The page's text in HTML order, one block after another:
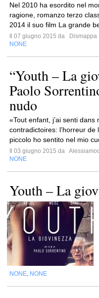
Nel 2010 ha esordito nel
ragione, romanzo terzo
2014 il suo film La grande
Il 07 giugno 2015 da
Dismappa
NONE
“Youth – La
Paolo
nudo
«Tout enfant, j’ai senti
contradictoires: l’horreur de
piccolo ho sentito nel mio
Il 03 giugno 2015 da
NONE
Youth – La
NONE NONE